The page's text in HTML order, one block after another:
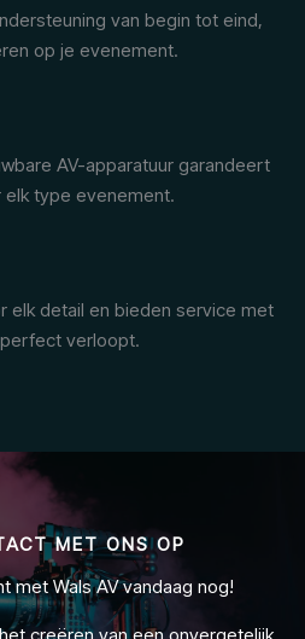
van begin tot eind,
op je evenement.
AV-apparatuur garandeert
type evenement.
elk detail en bieden service met
verloopt.
MET ONS OP
met Wals AV vandaag nog!